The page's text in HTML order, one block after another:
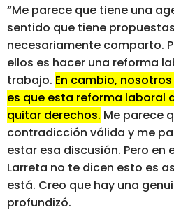
“Me parece que tiene una
sentido que tiene
necesariamente comparto.
ellos es hacer una reforma
trabajo. En cambio,
es que esta reforma laboral
quitar derechos. Me parece
contradicción válida y me
estar esa discusión. Pero en
Larreta no te dicen esto es
está. Creo que hay una
profundizó.